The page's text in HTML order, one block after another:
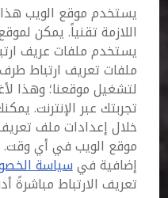
يستخدم موقع الويب هذا
اللازمة تقنياً. يمكن
يستخدم ملفات عريف
ملفات تعريف ارتباط
لتشغيل موقعنا؛ وهذا
تجربتك عبر الإنترنت.
خلال إعدادات ملف
موقع الويب في أي وقت.
إضافية فيسياسة
تعريف الارتباط مباشرةً